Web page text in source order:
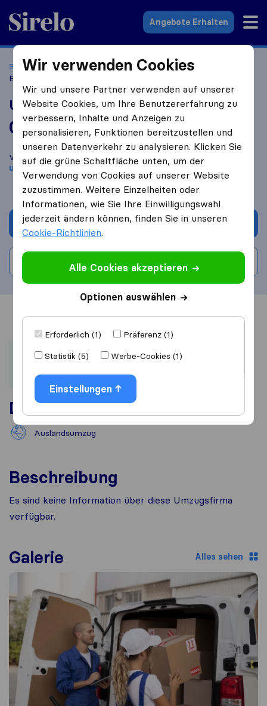
Sirelo.at
Angebote Erhalten
Startseite Umzugsfirmen Umzugsfirmen Wien
Experten
Umzug Experten
0,0 basierend auf0
Sirelo und Google Bewertungen
i
Vergleichen Sie Umzug Experten mit anderen Umzugs​
unternehmenaus Wien
Angebot anfordern
Bewertung schreiben
Übersicht Bewertungen Quellen
Dienstleistungen
Auslandsumzug
Beschreibung
Es sind keine Information über diese Umzugsfirma
verfügbar.
Galerie Alles sehen
Wir verwenden Cookies
Wir und unsere Partner verwenden auf unserer
Website Cookies, um Ihre Benutzererfahrung zu
verbessern, Inhalte und Anzeigen zu
personalisieren, Funktionen bereitzustellen und
unseren Datenverkehr zu analysieren. Klicken Sie
auf die grüne Schaltfläche unten, um der
Verwendung von Cookies auf unserer Website
zuzustimmen. Weitere Einzelheiten oder
Informationen, wie Sie Ihre Einwilligungswahl
jederzeit ändern können, finden Sie in unseren
Cookie-Richtlinien.
Alle Cookies akzeptieren
Optionen auswählen
Erforderlich (1)
Präferenz (1)
Statistik (5)
Werbe-Cookies (1)
Einstellungen